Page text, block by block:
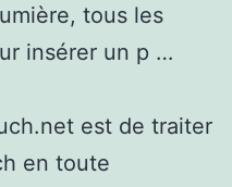
tous les
insérer un p …
est de traiter
en toute